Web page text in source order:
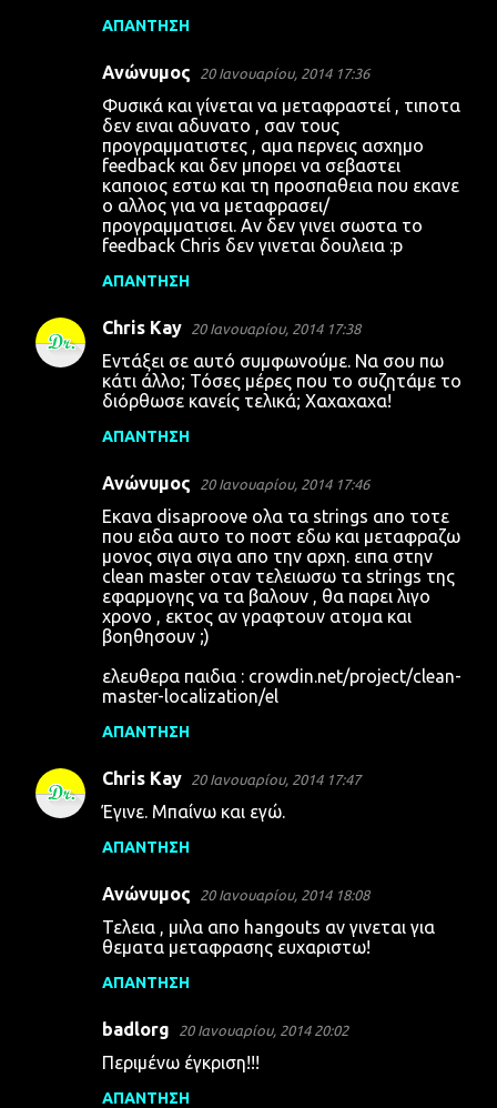
ΑΠΆΝΤΗΣΗ
Ανώνυμος 20 Ιανουαρίου, 2014 17:36
Φυσικά και γίνεται να μεταφραστεί , τιποτα
δεν ειναι αδυνατο , σαν τους
προγραμματιστες , αμα περνεις ασχημο
feedback και δεν μπορει να σεβαστει
καποιος εστω και τη προσπαθεια που εκανε
ο αλλος για να μεταφρασει/
προγραμματισει. Αν δεν γινει σωστα το
feedback Chris δεν γινεται δουλεια :p
ΑΠΆΝΤΗΣΗ
Chris Kay 20 Ιανουαρίου, 2014 17:38
Εντάξει σε αυτό συμφωνούμε. Να σου πω
κάτι άλλο; Τόσες μέρες που το συζητάμε το
διόρθωσε κανείς τελικά; Χαχαχαχα!
ΑΠΆΝΤΗΣΗ
Ανώνυμος 20 Ιανουαρίου, 2014 17:46
Εκανα disaproove ολα τα strings απο τοτε
που ειδα αυτο το ποστ εδω και μεταφραζω
μονος σιγα σιγα απο την αρχη. ειπα στην
clean master οταν τελειωσω τα strings της
εφαρμογης να τα βαλουν , θα παρει λιγο
χρονο , εκτος αν γραφτουν ατομα και
βοηθησουν ;)
ελευθερα παιδια : crowdin.net/project/clean-
master-localization/el
ΑΠΆΝΤΗΣΗ
Chris Kay 20 Ιανουαρίου, 2014 17:47
Έγινε. Μπαίνω και εγώ.
ΑΠΆΝΤΗΣΗ
Ανώνυμος 20 Ιανουαρίου, 2014 18:08
Τελεια , μιλα απο hangouts αν γινεται για
θεματα μεταφρασης ευχαριστω!
ΑΠΆΝΤΗΣΗ
badlorg 20 Ιανουαρίου, 2014 20:02
Περιμένω έγκριση!!!
ΑΠΆΝΤΗΣΗ